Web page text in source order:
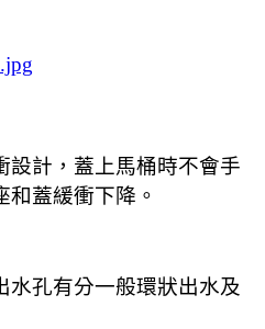
設計，蓋上馬桶時不會手
蓋緩衝下降。
水孔有分一般環狀出水及